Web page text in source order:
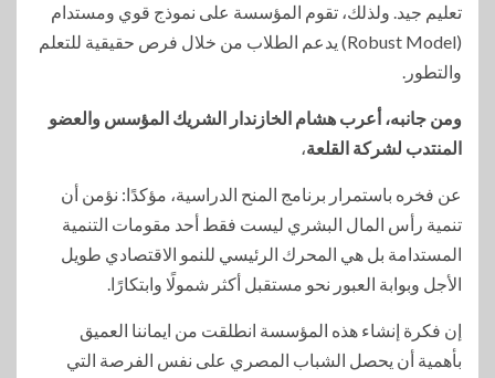
تعليم جيد. ولذلك، تقوم المؤسسة على نموذج قوي ومستدام
(Robust Model) يدعم الطلاب من خلال فرص حقيقية للتعلم
والتطور.
ومن جانبه، أعرب هشام الخازندار الشريك المؤسس والعضو
المنتدب لشركة القلعة،
عن فخره باستمرار برنامج المنح الدراسية، مؤكدًا: نؤمن أن
تنمية رأس المال البشري ليست فقط أحد مقومات التنمية
المستدامة بل هي المحرك الرئيسي للنمو الاقتصادي طويل
الأجل وبوابة العبور نحو مستقبل أكثر شمولًا وابتكارًا.
إن فكرة إنشاء هذه المؤسسة انطلقت من ايماننا العميق
بأهمية أن يحصل الشباب المصري على نفس الفرصة التي